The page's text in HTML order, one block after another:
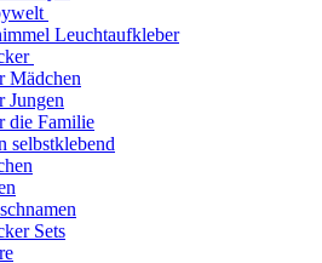
Leuchtaufkleber
Mädchen
Jungen
die Familie
selbstklebend
Sets